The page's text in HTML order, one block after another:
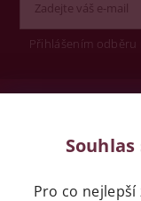
Přihlášením
Legislativa
Zákaz
Pro co